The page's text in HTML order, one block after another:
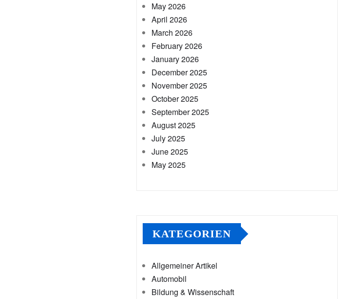
May 2026
April 2026
March 2026
February 2026
January 2026
December 2025
November 2025
October 2025
September 2025
August 2025
July 2025
June 2025
May 2025
KATEGORIEN
Allgemeiner Artikel
Automobil
Bildung & Wissenschaft